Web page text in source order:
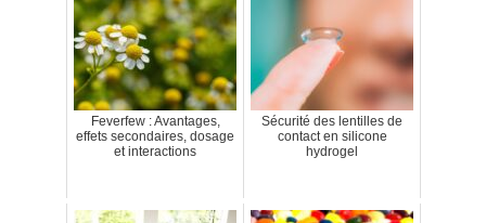
Feverfew : Avantages,
effets secondaires, dosage
et interactions
Sécurité des lentilles de
contact en silicone
hydrogel